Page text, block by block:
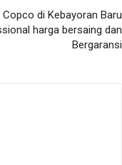
di Kebayoran Baru
harga bersaing dan
Bergaransi